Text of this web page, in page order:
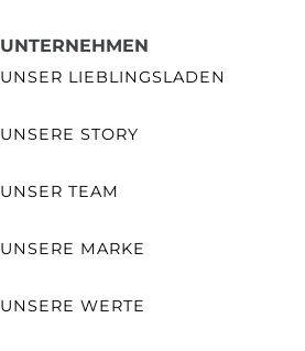
UNTERNEHMEN
UNSER LIEBLINGSLADEN
UNSERE STORY
UNSER TEAM
UNSERE MARKE
UNSERE WERTE